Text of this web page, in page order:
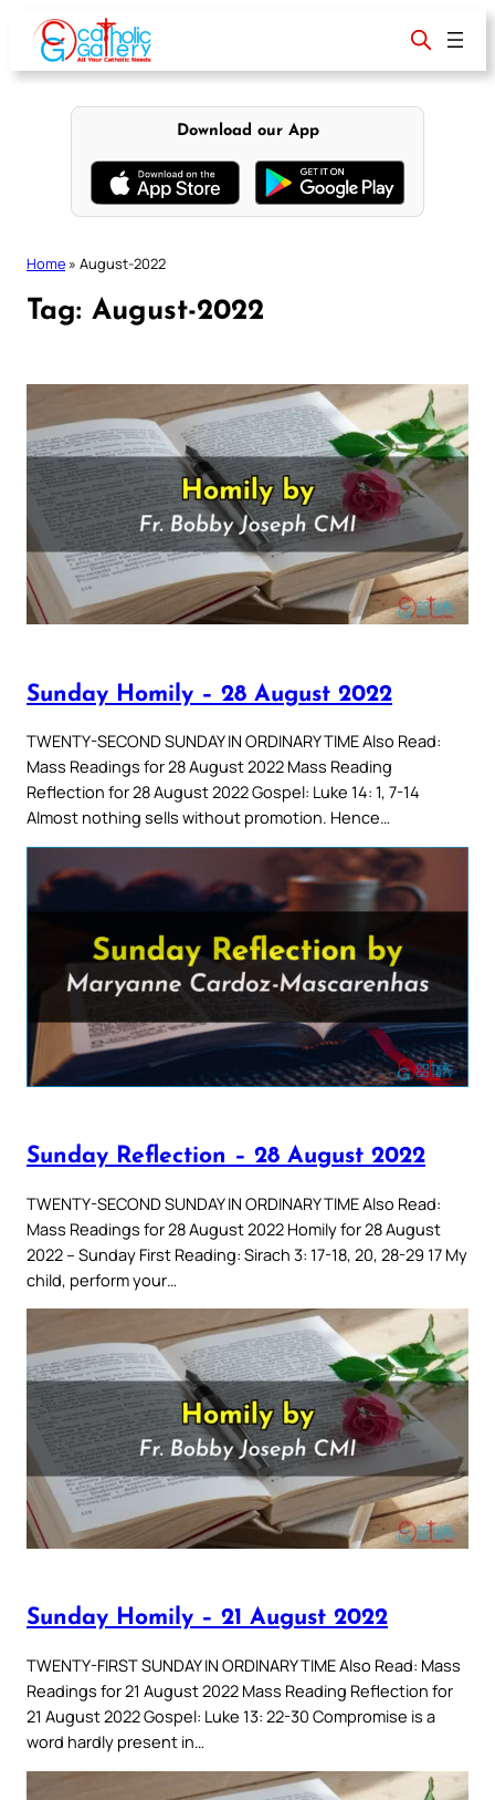
content
Download our App
Home » August-2022
Tag: August-2022
Sunday Homily – 28 August 2022
TWENTY-SECOND SUNDAY IN ORDINARY TIME Also Read:
Mass Readings for 28 August 2022 Mass Reading
Reflection for 28 August 2022 Gospel: Luke 14: 1, 7-14
Almost nothing sells without promotion. Hence…
Sunday Reflection – 28 August 2022
TWENTY-SECOND SUNDAY IN ORDINARY TIME Also Read:
Mass Readings for 28 August 2022 Homily for 28 August
2022 – Sunday First Reading: Sirach 3: 17-18, 20, 28-29 17 My
child, perform your…
Sunday Homily – 21 August 2022
TWENTY-FIRST SUNDAY IN ORDINARY TIME Also Read: Mass
Readings for 21 August 2022 Mass Reading Reflection for
21 August 2022 Gospel: Luke 13: 22-30 Compromise is a
word hardly present in…